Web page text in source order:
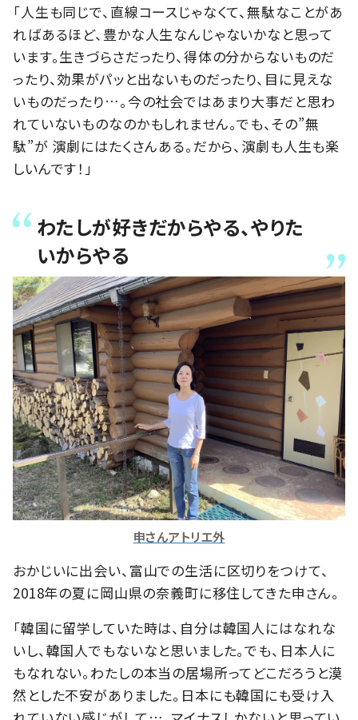
「人生も同じで、直線コースじゃなくて、無駄なことがあ
ればあるほど、豊かな人生なんじゃないかなと思って
います。生きづらさだったり、得体の分からないものだ
ったり、効果がパッと出ないものだったり、目に見えな
いものだったり…。今の社会ではあまり大事だと思わ
れていないものなのかもしれません。でも、その”無
駄”が 演劇にはたくさんある。だから、演劇も人生も楽
しいんです！」
わたしが好きだからやる、やりた
いからやる
申さんアトリエ外
おかじいに出会い、富山での生活に区切りをつけて、
2018年の夏に岡山県の奈義町に移住してきた申さん。
「韓国に留学していた時は、自分は韓国人にはなれな
いし、韓国人でもないなと思いました。でも、日本人に
もなれない。わたしの本当の居場所ってどこだろうと漠
然とした不安がありました。日本にも韓国にも受け入